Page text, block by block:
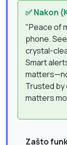
✅ Nakon
"Peace of
phone.
crystal-
Smart
Trusted by
matters
Zašto